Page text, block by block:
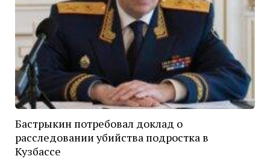
Бастрыкин потребовал доклад о
расследовании убийства подростка в
Кузбассе